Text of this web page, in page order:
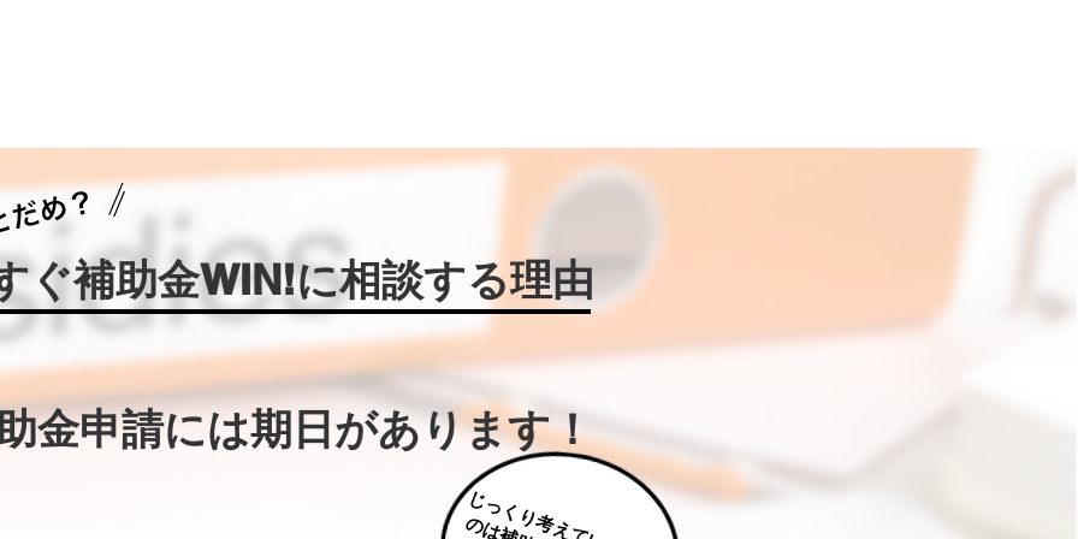
ぐ補助金WIN!に相談する理由
金申請には期日があります！